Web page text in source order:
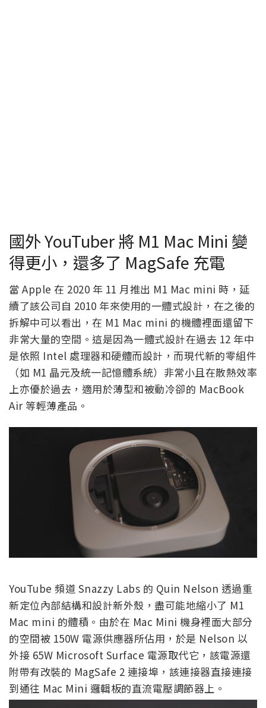
國外 YouTuber 將 M1 Mac Mini 變
得更小，還多了 MagSafe 充電
當 Apple 在 2020 年 11 月推出 M1 Mac mini 時，延
續了該公司自 2010 年來使用的一體式設計，在之後的
拆解中可以看出，在 M1 Mac mini 的機體裡面還留下
非常大量的空間。這是因為一體式設計在過去 12 年中
是依照 Intel 處理器和硬體而設計，而現代新的零組件
（如 M1 晶元及統一記憶體系統）非常小且在散熱效率
上亦優於過去，適用於薄型和被動冷卻的 MacBook
Air 等輕薄產品。
YouTube 頻道 Snazzy Labs 的 Quin Nelson 透過重
新定位內部結構和設計新外殼，盡可能地縮小了 M1
Mac mini 的體積。由於在 Mac Mini 機身裡面大部分
的空間被 150W 電源供應器所佔用，於是 Nelson 以
外接 65W Microsoft Surface 電源取代它，該電源還
附帶有改裝的 MagSafe 2 連接埠，該連接器直接連接
到通往 Mac Mini 邏輯板的直流電壓調節器上。